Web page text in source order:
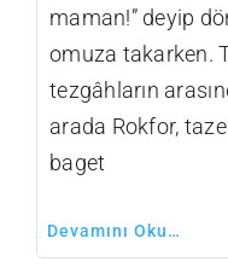
maman!” deyip
omuza takarken.
tezgâhların
arada Rokfor,
baget
Devamını Oku…